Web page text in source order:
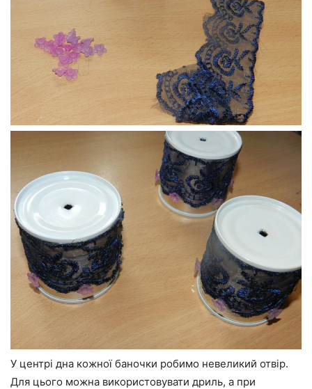
У центрі дна кожної баночки робимо невеликий отвір.
Для цього можна використовувати дриль, а при